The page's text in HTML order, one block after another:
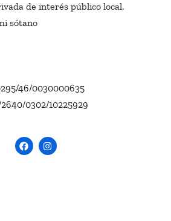
de interés público local.
sótano
46/0030000635
0302/10225929